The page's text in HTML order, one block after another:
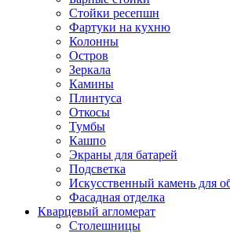
Стойки ресепшн
Фартуки на кухню
Колонны
Остров
Зеркала
Камины
Плинтуса
Откосы
Тумбы
Кашпо
Экраны для батарей
Подсветка
Искусственный камень для
Фасадная отделка
Кварцевый агломерат
Столешницы